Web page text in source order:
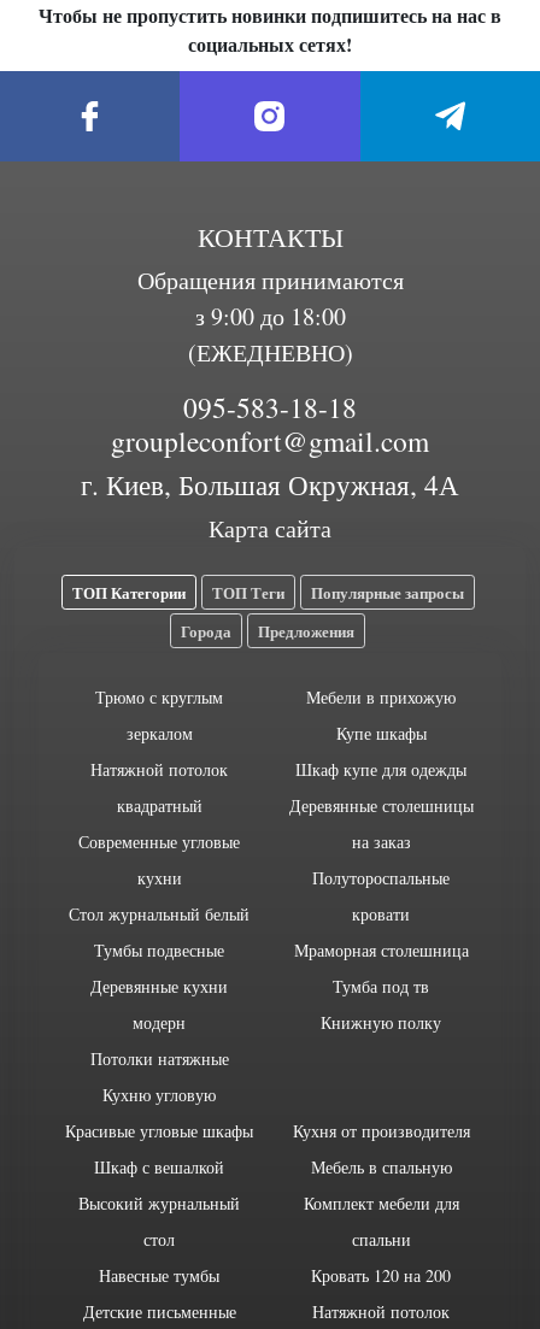
Чтобы не пропустить новинки подпишитесь на нас в
социальных сетях!
КОНТАКТЫ
Обращения принимаются
з 9:00 до 18:00
(ЕЖЕДНЕВНО)
095-583-18-18
groupleconfort@gmail.com
г. Киев, Большая Окружная, 4А
Карта сайта
ТОП Категории ТОП Теги
Популярные запросы
Города
Предложения
Трюмо с круглым
зеркалом
Натяжной потолок
квадратный
Современные угловые
кухни
Стол журнальный белый
Тумбы подвесные
Деревянные кухни
модерн
Потолки натяжные
Кухню угловую
Мебели в прихожую
Купе шкафы
Шкаф купе для одежды
Деревянные столешницы
на заказ
Полутороспальные
кровати
Мраморная столешница
Тумба под тв
Книжную полку
Красивые угловые шкафы
Шкаф с вешалкой
Высокий журнальный
стол
Навесные тумбы
Детские письменные
Кухня от производителя
Мебель в спальную
Комплект мебели для
спальни
Кровать 120 на 200
Натяжной потолок